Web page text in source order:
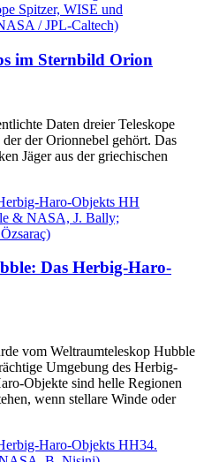
im Sternbild Orion
Daten dreier Teleskope
der Orionnebel gehört. Das
Jäger aus der griechischen
Das Herbig-Haro-
vom Weltraumteleskop Hubble
Umgebung des Herbig-
Objekte sind helle Regionen
wenn stellare Winde oder